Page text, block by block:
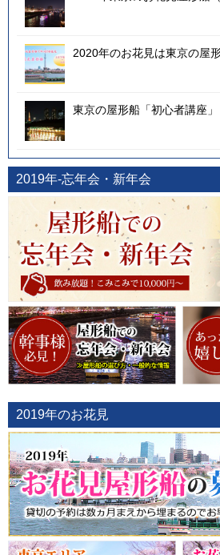
2020年のお花見は東京の屋
東京の屋形船「初心者講座」
2019年-忘年会・新年会
2019年のお花見